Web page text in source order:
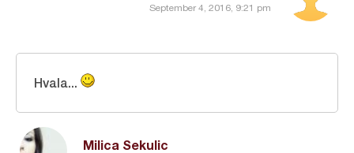
September 4, 2016, 9:21 pm
Milica Sekulic
Hvala...